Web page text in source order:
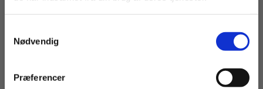
Nødvendig
Præferencer